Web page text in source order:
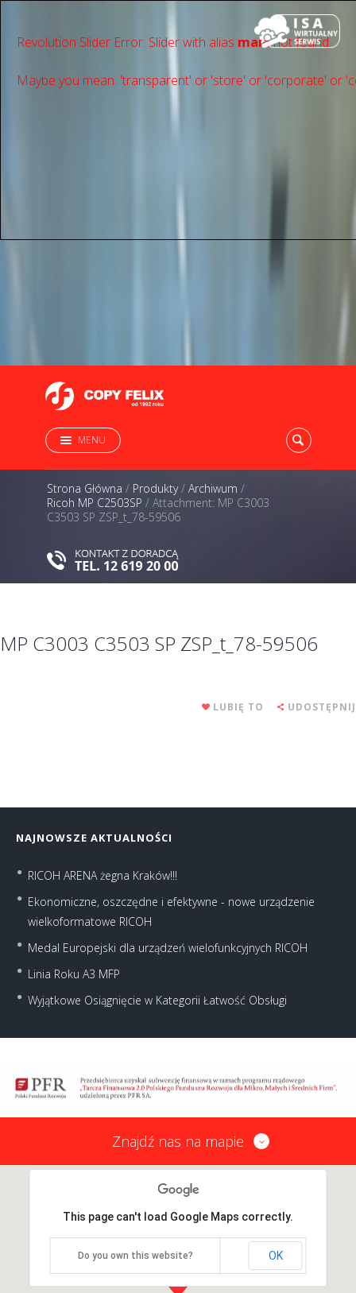
Revolution Slider Error: Slider with alias mainnot found.
Maybe you mean: 'transparent' or 'store' or 'сorporate' or
MENU
Strona Główna / Produkty/ Archiwum /
Ricoh MP C2503SP / Attachment: MP C3003
C3503 SP ZSP_t_78-59506
MP C3003 C3503 SP ZSP_t_78-59506
LUBIĘ TO UDOSTĘPNIJ
NAJNOWSZE AKTUALNOŚCI
RICOH ARENA żegna Kraków!!!
Ekonomiczne, oszczędne i efektywne - nowe urządzenie
wielkoformatowe RICOH
Medal Europejski dla urządzeń wielofunkcyjnych RICOH
Linia Roku A3 MFP
Wyjątkowe Osiągnięcie w Kategorii Łatwość Obsługi
Znajdź nas na mapie
This page can't load Google Maps correctly.
Do you own this website? OK